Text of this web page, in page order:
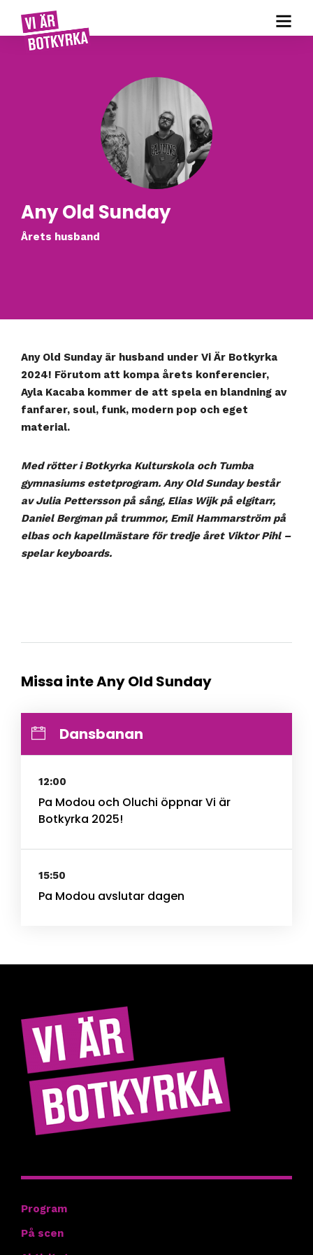
Any Old Sunday
Årets husband
Any Old Sunday är husband under Vi Är Botkyrka
2024! Förutom att kompa årets konferencier,
Ayla Kacaba kommer de att spela en blandning av
fanfarer, soul, funk, modern pop och eget
material.
Med rötter i Botkyrka Kulturskola och Tumba
gymnasiums estetprogram. Any Old Sunday består
av Julia Pettersson på sång, Elias Wijk på elgitarr,
Daniel Bergman på trummor, Emil Hammarström på
elbas och kapellmästare för tredje året Viktor Pihl –
spelar keyboards.
Missa inte Any Old Sunday
Dansbanan
12:00
Pa Modou och Oluchi öppnar Vi är
Botkyrka 2025!
15:50
Pa Modou avslutar dagen
Program
På scen